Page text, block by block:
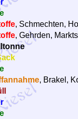
, Schmechten,
, Gehrden,
, Brakel,